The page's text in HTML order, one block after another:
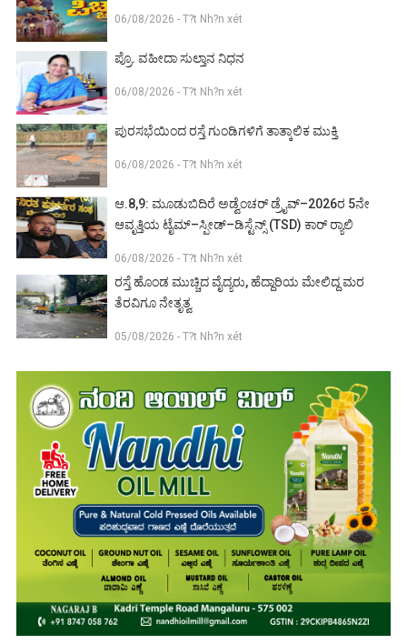
06/08/2026 - T?t Nh?n xét
ಪ್ರೊ. ವಹೀದಾ ಸುಲ್ತಾನ ನಿಧನ
06/08/2026 - T?t Nh?n xét
ಪುರಸಭೆಯಿಂದ ರಸ್ತೆ ಗುಂಡಿಗಳಿಗೆ ತಾತ್ಕಾಲಿಕ ಮುಕ್ತಿ
06/08/2026 - T?t Nh?n xét
ಆ.8,9: ಮೂಡುಬಿದಿರೆ ಅಡ್ವೆಂಚರ್ ಡ್ರೈವ್–2026ರ 5ನೇ
ಆವೃತ್ತಿಯ ಟೈಮ್–ಸ್ಪೀಡ್–ಡಿಸ್ಟೆನ್ಸ್ (TSD) ಕಾರ್ ರ‍್ಯಾಲಿ
06/08/2026 - T?t Nh?n xét
ರಸ್ತೆ ಹೊಂಡ ಮುಚ್ಚಿದ ವೈದ್ಯರು, ಹೆದ್ದಾರಿಯ ಮೇಲಿದ್ದ ಮರ
ತೆರವಿಗೂ ನೇತೃತ್ವ
05/08/2026 - T?t Nh?n xét